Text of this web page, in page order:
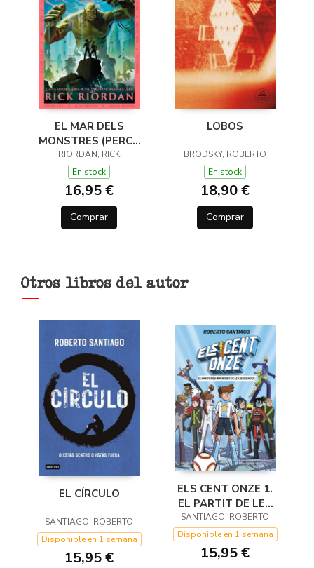
EL MAR DELS
MONSTRES (PERCY
JACKSON I ELS DÉUS
DE L'OLIMP 2)
RIORDAN, RICK
En stock
16,95 €
Comprar
LOBOS
BRODSKY, ROBERTO
En stock
18,90 €
Comprar
Otros libros del autor
EL CÍRCULO
SANTIAGO, ROBERTO
Disponible en 1 semana
15,95 €
ELS CENT ONZE 1.
EL PARTIT DE LES
SEVES VIDES
SANTIAGO, ROBERTO
Disponible en 1 semana
15,95 €